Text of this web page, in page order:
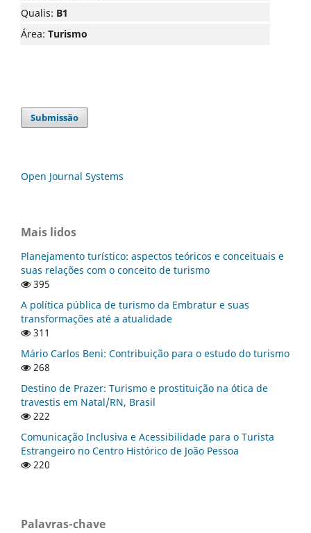
Qualis: B1
Área: Turismo
Submissão
Open Journal Systems
Mais lidos
Planejamento turístico: aspectos teóricos e conceituais e
suas relações com o conceito de turismo
395
A política pública de turismo da Embratur e suas
transformações até a atualidade
311
Mário Carlos Beni: Contribuição para o estudo do turismo
268
Destino de Prazer: Turismo e prostituição na ótica de
travestis em Natal/RN, Brasil
222
Comunicação Inclusiva e Acessibilidade para o Turista
Estrangeiro no Centro Histórico de João Pessoa
220
Palavras-chave